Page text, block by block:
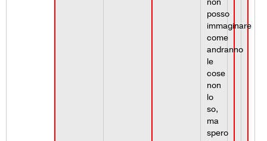
posso
immaginare
come
andranno
le
cose
non
lo
so,
ma
spero